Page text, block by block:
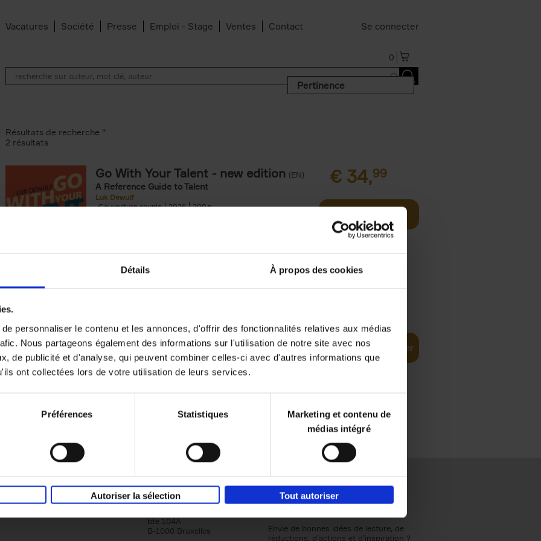
Détails À propos des cookies
personnaliser le contenu et les annonces, d'offrir des fonctionnalités relatives aux médias
Nous partageons également des informations sur l'utilisation de notre site avec nos
de publicité et d'analyse, qui peuvent combiner celles-ci avec d'autres informations que
ont collectées lors de votre utilisation de leurs services.
Préférences Statistiques
Marketing et contenu de
médias intégré
Autoriser la sélection Tout autoriser
Vacatures Société Presse Emploi - Stage Ventes Contact Se connecter
0
Pertinence
Résultats de recherche ''
2 résultats
Go With Your Talent - new edition (EN)
A Reference Guide to Talent
Luk Dewulf
Couverture souple
2026 200
€ 34,99
Couverture souple
2012 139
Ajouter au panier
Société
Qui sommes-nous?
Éditions Racine
Tour & Taxis
bte 104A
B-1000 Bruxelles
Envie de bonnes idées de lecture, de
réductions, d’actions et d’inspiration ?